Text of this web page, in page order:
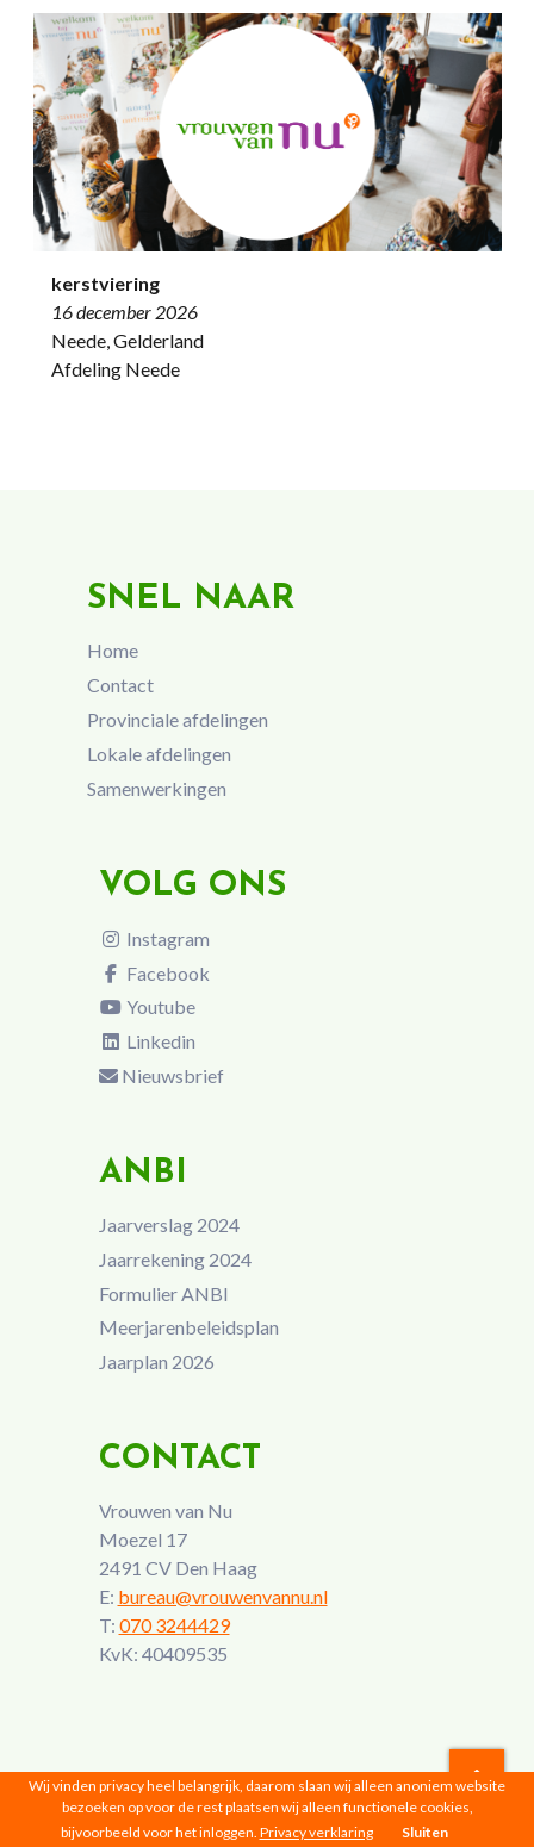
kerstviering
16 december 2026
Neede, Gelderland
Afdeling Neede
SNEL NAAR
Home
Contact
Provinciale afdelingen
Lokale afdelingen
Samenwerkingen
VOLG ONS
Instagram
Facebook
Youtube
Linkedin
Nieuwsbrief
ANBI
Jaarverslag 2024
Jaarrekening 2024
Formulier ANBI
Meerjarenbeleidsplan
Jaarplan 2026
CONTACT
Vrouwen van Nu
Moezel 17
2491 CV Den Haag
E: bureau@vrouwenvannu.nl
T: 070 3244429
KvK: 40409535
Vrouwen van Nu © 2026 |Privacyverklaring
Wij vinden privacy heel belangrijk, daarom slaan wij alleen anoniem website
bezoeken op voor de rest plaatsen wij alleen functionele cookies,
bijvoorbeeld voor het inloggen. Privacy verklaring Sluiten